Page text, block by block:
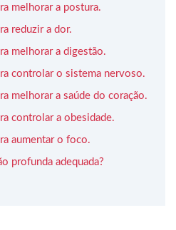
melhorar a postura.
reduzir a dor.
melhorar a digestão.
controlar o sistema nervoso.
melhorar a saúde do coração.
controlar a obesidade.
aumentar o foco.
profunda adequada?